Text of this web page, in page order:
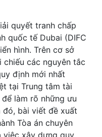
quyết tranh chấp
quốc tế Dubai (DIFC
hình. Trên cơ sở
chiếu các nguyên tắc
định mới nhất
tại Trung tâm tài
làm rõ những ưu
đó, bài viết đề xuất
Tòa án chuyên
việc xây dựng quy